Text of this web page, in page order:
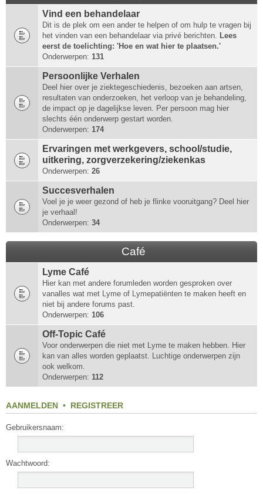
Vind een behandelaar
Dit is de plek om een ander te helpen of om hulp te vragen bij
het vinden van een behandelaar via privé berichten. Lees
eerst de toelichting: 'Hoe en wat hier te plaatsen.'
Onderwerpen: 131
Persoonlijke Verhalen
Deel hier over je ziektegeschiedenis, bezoeken aan artsen,
resultaten van onderzoeken, het verloop van je behandeling,
de impact op je dagelijkse leven. Per persoon mag hier
slechts één onderwerp gestart worden.
Onderwerpen: 174
Ervaringen met werkgevers, school/studie,
uitkering, zorgverzekering/ziekenkas
Onderwerpen: 26
Succesverhalen
Voel je je weer gezond of heb je flinke vooruitgang? Deel hier
je verhaal!
Onderwerpen: 34
Café
Lyme Café
Hier kan met andere forumleden worden gesproken over
vanalles wat met Lyme of Lymepatiënten te maken heeft en
niet bij andere forums past.
Onderwerpen: 106
Off-Topic Café
Voor onderwerpen die niet met Lyme te maken hebben. Hier
kan van alles worden geplaatst. Luchtige onderwerpen zijn
ook welkom.
Onderwerpen: 112
AANMELDEN • REGISTREER
Gebruikersnaam:
Wachtwoord: